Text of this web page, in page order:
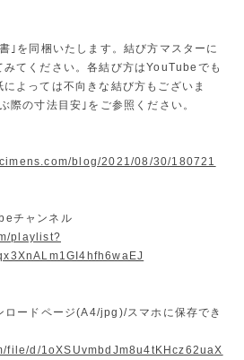
｣を同梱いたします。結び方マスターに
てください。各結び方はYouTubeでも
よっては不向きな結び方もございま
際の寸法目安｣をご参照ください。
blog/2021/08/30/180721
チャンネル
playlist?
ロードページ(A4/jpg)/スマホに保存でき
d/1oXSUvmbdJm8u4tKHcz62uaX